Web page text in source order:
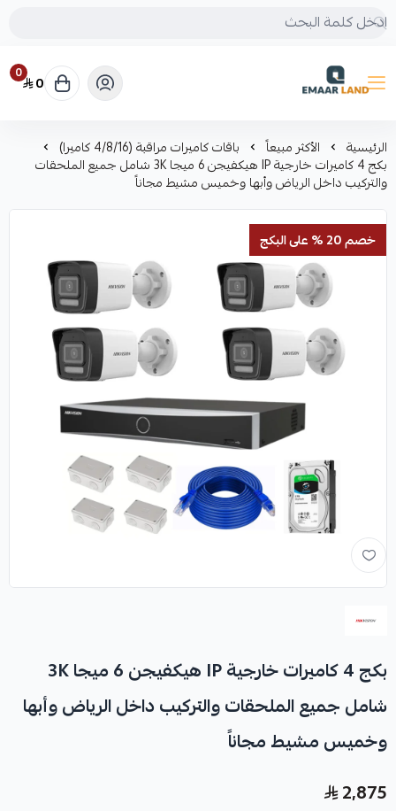
إعمار لاند
0 0
الرئيسية الأكثر مبيعاً باقات كاميرات مراقبة (4/8/16 كاميرا)
بكج 4 كاميرات خارجية IP هيكفيجن 6 ميجا 3K شامل جميع الملحقات
والتركيب داخل الرياض وأبها وخميس مشيط مجاناً
خصم 20 % على البكج
بكج 4 كاميرات خارجية IP هيكفيجن 6 ميجا 3K
شامل جميع الملحقات والتركيب داخل الرياض وأبها
وخميس مشيط مجاناً
2,875